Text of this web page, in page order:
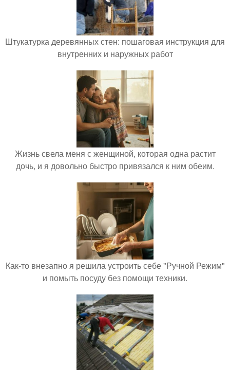
Штукатурка деревянных стен: пошаговая инструкция для
внутренних и наружных работ
Жизнь свела меня с женщиной, которая одна растит
дочь, и я довольно быстро привязался к ним обеим.
Как-то внезапно я решила устроить себе "Ручной Режим"
и помыть посуду без помощи техники.